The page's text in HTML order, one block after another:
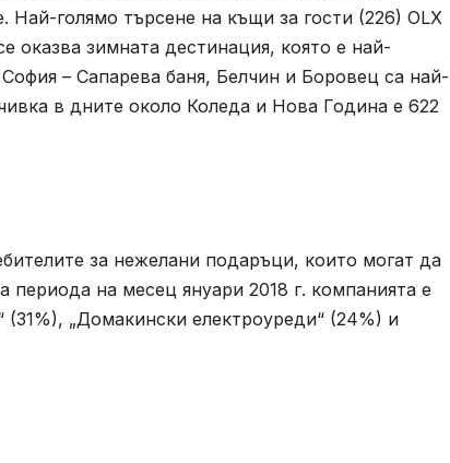
Най-голямо търсене на къщи за гости (226) OLX
оказва зимната дестинация, която е най-
– Сапарева баня, Белчин и Боровец са най-
в дните около Коледа и Нова Година е 622
за нежелани подаръци, които могат да
на месец януари 2018 г. компанията е
(31%), „Домакински електроуреди“ (24%) и